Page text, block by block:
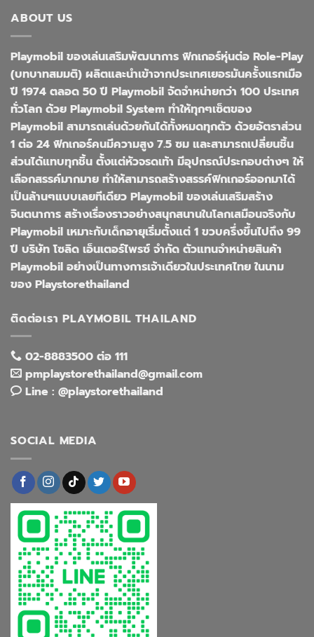
ABOUT US
Playmobil ของเล่นเสริมพัฒนาการ ฟิกเกอร์หุ่นต่อ Role-Play
(บทบาทสมมติ) ผลิตและนำเข้าจากประเทศเยอรมันครั้งแรกเมือ
ปี 1974 ตลอด 50 ปี Playmobil จัดจำหน่ายกว่า 100 ประเทศ
ทั่วโลก ด้วย Playmobil System ทำให้ทุกๆเซ็ตของ
Playmobil สามารถเล่นด้วยกันได้ทั้งหมดทุกตัว ด้วยอัตราส่วน
1 ต่อ 24 ฟิกเกอร์คนมีความสูง 7.5 ซม และสามารถเปลี่ยนชิ้น
ส่วนได้แทบทุกชิ้น ตั้งแต่หัวจรดเท้า มีอุปกรณ์ประกอบต่างๆ ให้
เลือกสรรค์มากมาย ทำให้สามารถสร้างสรรค์ฟิกเกอร์ออกมาได้
เป็นล้านๆแบบเลยทีเดียว Playmobil ของเล่นเสริมสร้าง
จินตนาการ สร้างเรื่องราวอย่างสนุกสนานในโลกเสมือนจริงกับ
Playmobil เหมาะกับเด็กอายุเริ่มตั้งแต่ 1 ขวบครึ่งขึ้นไปถึง 99
ปี บริษัท โซลิด เอ็นเตอร์ไพรซ์ จำกัด ตัวแทนจำหน่ายสินค้า
Playmobil อย่างเป็นทางการเจ้าเดียวในประเทศไทย ในนาม
ของ Playstorethailand
ติดต่อเรา PLAYMOBIL THAILAND
02-8883500 ต่อ 111
pmplaystorethailand@gmail.com
Line : @playstorethailand
SOCIAL MEDIA